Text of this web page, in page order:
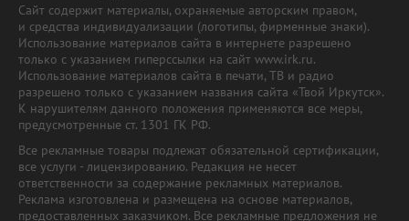
Сайт содержит материалы, охраняемые авторским правом,
и средства индивидуализации (логотипы, фирменные знаки).
Использование материалов сайта в интернете разрешено
только с указанием гиперссылки на сайт www.irk.ru.
Использование материалов сайта в печати, ТВ и радио
разрешено только с указанием названия сайта «Твой Иркутск».
К нарушителям данного положения применяются все меры,
предусмотренные ст. 1301 ГК РФ.
Все рекламные товары подлежат обязательной сертификации,
все услуги - лицензированию. Редакция не несет
ответственности за содержание рекламных материалов.
Реклама изготовлена и размещена на основе материалов,
предоставленных заказчиком. Все рекламные предложения не